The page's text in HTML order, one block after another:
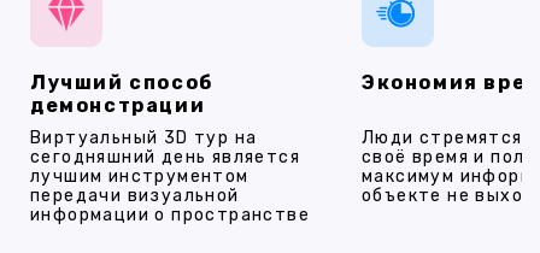
Лучший способ
демонстрации
Виртуальный 3D тур на
сегодняшний день является
лучшим инструментом
передачи визуальной
информации о пространстве
Экономия
Люди стремятся
своё время и
максимум
объекте не